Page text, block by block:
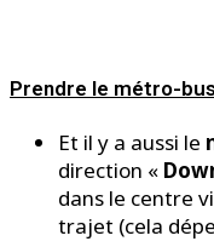
Prendre le métro-
Et il y a aussi le
direction «
dans le centre
trajet (cela